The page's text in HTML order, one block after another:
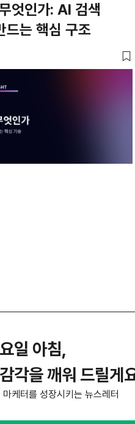
엇인가: AI 검색
드는 핵심 구조
일 아침,
각을 깨워 드릴게
케터를 성장시키는 뉴스레터